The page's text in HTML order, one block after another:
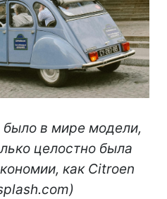
было в мире модели,
целостно была
как Citroen